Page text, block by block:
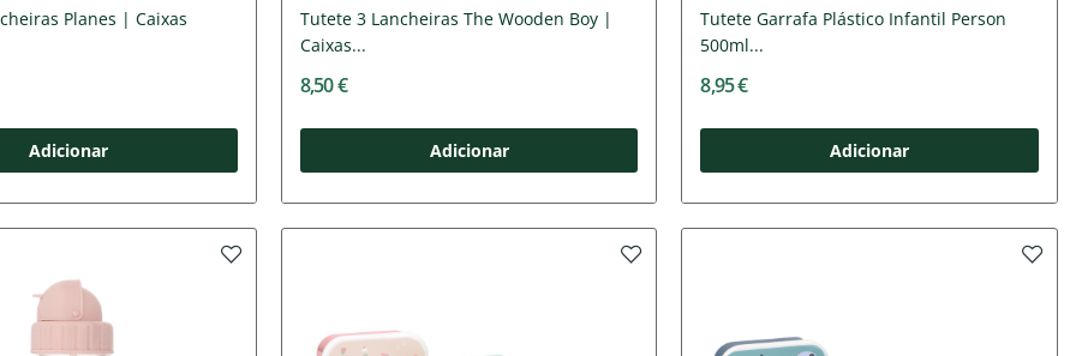
Planes | Caixas
Adicionar
Tutete 3 Lancheiras The Wooden Boy |
Caixas...
8,50 €
Adicionar
Tutete Garrafa Plástico Infantil Person
500ml...
8,95 €
Adicionar